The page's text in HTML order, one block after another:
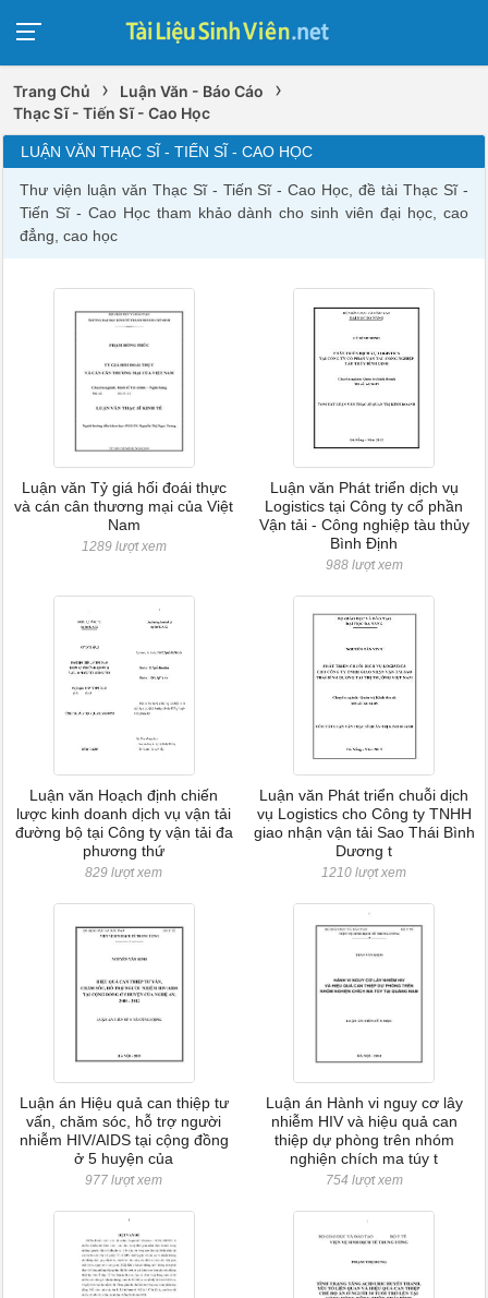
Trang Chủ › Luận Văn - Báo Cáo ›
Thạc Sĩ - Tiến Sĩ - Cao Học
LUẬN VĂN THẠC SĨ - TIẾN SĨ - CAO HỌC
Thư viện luận văn Thạc Sĩ - Tiến Sĩ - Cao Học, đề tài Thạc Sĩ -
Tiến Sĩ - Cao Học tham khảo dành cho sinh viên đại học, cao
đẳng, cao học
Luận văn Tỷ giá hối đoái thực
và cán cân thương mại của Việt
Nam
1289 lượt xem
Luận văn Phát triển dịch vụ
Logistics tại Công ty cổ phần
Vận tải - Công nghiệp tàu thủy
Bình Định
988 lượt xem
Luận văn Hoạch định chiến
lược kinh doanh dịch vụ vận tải
đường bộ tại Công ty vận tải đa
phương thứ
829 lượt xem
Luận văn Phát triển chuỗi dịch
vụ Logistics cho Công ty TNHH
giao nhận vận tải Sao Thái Bình
Dương t
1210 lượt xem
Luận án Hiệu quả can thiệp tư
vấn, chăm sóc, hỗ trợ người
nhiễm HIV/AIDS tại cộng đồng
ở 5 huyện của
977 lượt xem
Luận án Hành vi nguy cơ lây
nhiễm HIV và hiệu quả can
thiệp dự phòng trên nhóm
nghiện chích ma túy t
754 lượt xem